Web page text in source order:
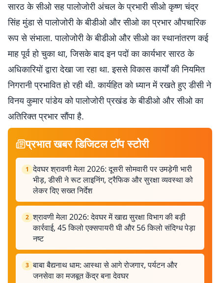
सारठ के सीओ सह पालोजोरी अंचल के प्रभारी सीओ कृष्ण चंद्र
सिंह मुंडा से पालोजोरी के बीडीओ और सीओ का प्रभार औपचारिक
रूप से संभाला. पालोजोरी के बीडीओ और सीओ का स्थानांतरण कई
माह पूर्व हो चुका था, जिसके बाद इन पदों का कार्यभार सारठ के
अधिकारियों द्वारा देखा जा रहा था. इससे विकास कार्यों की नियमित
निगरानी प्रभावित हो रही थी. कार्यहित को ध्यान में रखते हुए डीसी ने
विनय कुमार पांडेय को पालोजोरी प्रखंड के बीडीओ और सीओ का
अतिरिक्त प्रभार सौंपा है.
प्रभात खबर डिजिटल टॉप स्टोरी
1 देवघर श्रावणी मेला 2026: दूसरी सोमवारी पर उमड़ेगी भारी
भीड़, डीसी ने रूट लाइनिंग, ट्रैफिक और सुरक्षा व्यवस्था को
लेकर दिए सख्त निर्देश
2 श्रावणी मेला 2026: देवघर में खाद्य सुरक्षा विभाग की बड़ी
कार्रवाई, 45 किलो एक्सपायरी घी और 56 किलो संदिग्ध पेड़ा
नष्ट
3 बाबा बैद्यनाथ धाम: आस्था से आगे रोजगार, पर्यटन और
जनसेवा का मजबूत केंद्र बना देवघर